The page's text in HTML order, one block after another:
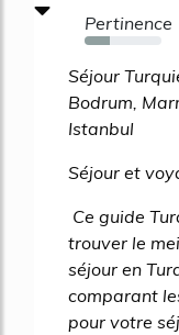
Pertinence
33%
Séjour
Bodrum,
Istanbul
Séjour et
Ce guide
trouver le
séjour en
comparant
pour votre